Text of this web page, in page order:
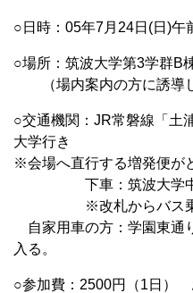
○日時：05年7月24日(日)午
○場所：筑波大学第3学群B
（場内案内の方に誘導し
○交通機関：JR常磐線「土
大学行き
※会場へ直行する増発便が
下車：筑波大学中
※改札からバス乗り
自家用車の方：学園東通
入る。
○参加費：2500円（1日）